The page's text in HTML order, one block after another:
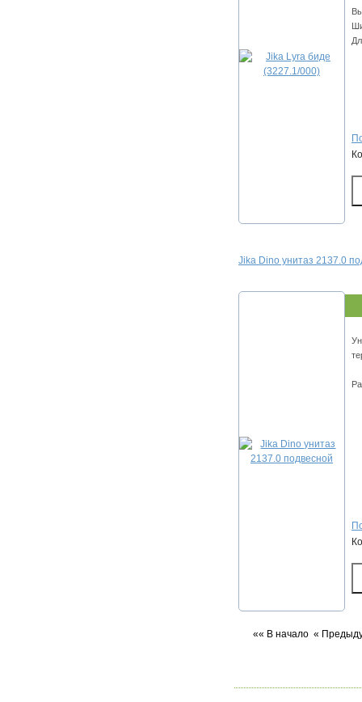
Jika Dino унитаз 2137.0
«« В начало «